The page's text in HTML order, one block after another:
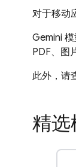
对于移动
Gemini
PDF、图
此外，请
精选